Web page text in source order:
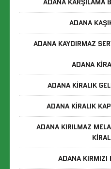
ADANA KARŞILAMA
ADANA
ADANA KAYDIRMAZ
ADANA
ADANA KIRALIK
ADANA KIRALIK
ADANA KIRILMAZ
ADANA KIRMIZI